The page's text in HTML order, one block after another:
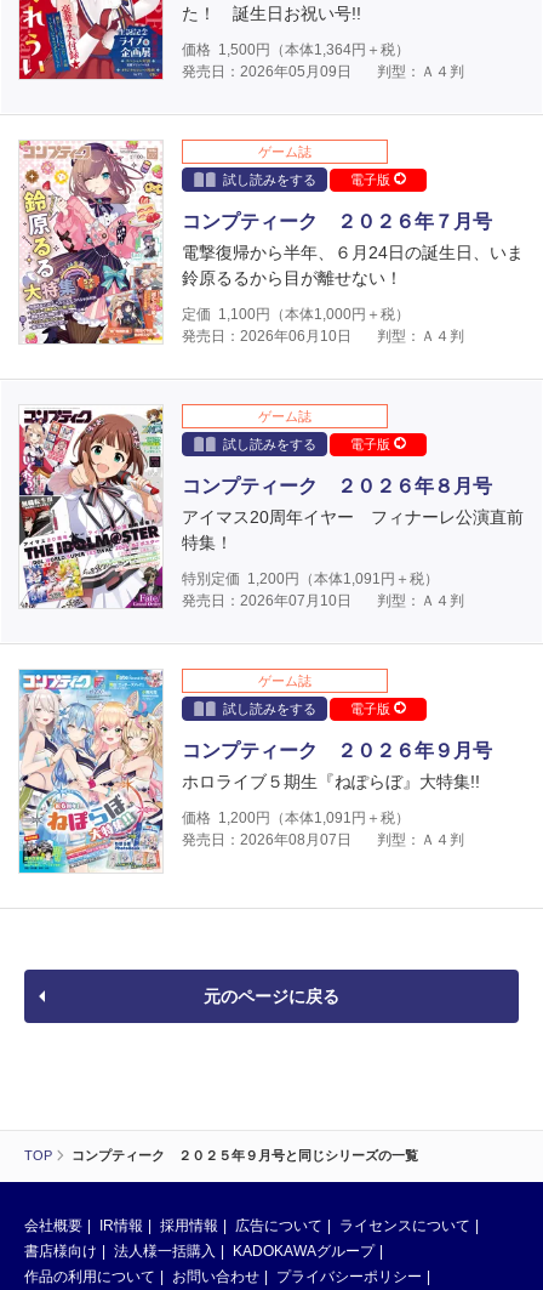
TOP コンプティーク ２０２５年９月号と同じシリーズの一覧
た！ 誕生日お祝い号!!
価格 1,500円（本体1,364円＋税）
発売日：2026年05月09日
判型：Ａ４判
ゲーム誌
試し読みをする
電子版
コンプティーク ２０２６年７月号
電撃復帰から半年、６月24日の誕生日、いま
鈴原るるから目が離せない！
定価 1,100円（本体1,000円＋税）
発売日：2026年06月10日
判型：Ａ４判
ゲーム誌
試し読みをする
電子版
コンプティーク ２０２６年８月号
アイマス20周年イヤー フィナーレ公演直前
特集！
特別定価 1,200円（本体1,091 円＋税）
発売日：2026年07月10日
判型：Ａ４判
ゲーム誌
試し読みをする
電子版
コンプティーク ２０２６年９月号
ホロライブ５期生『ねぽらぼ』大特集!!
価格 1,200円（本体1,091 円＋税）
発売日：2026年08月07日
判型：Ａ４判
元のページに戻る
会社概要 IR情報 採用情報 広告について
ライセンスについて
書店様向け
法人様一括購入
KADOKAWAグループ
作品の利用について
お問い合わせ プライバシーポリシー